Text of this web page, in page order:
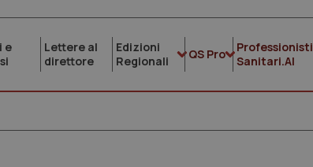
e
Lettere al
direttore
Edizioni
Regionali
QS Pro
Professionisti
Sanitari.AI